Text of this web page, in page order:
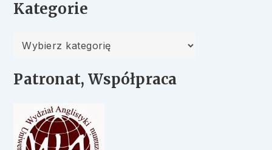
Kategorie
Kategorie
Patronat, Współpraca